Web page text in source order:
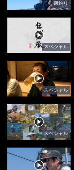
磯釣り
スペシャル
スペシャル
スペシャル